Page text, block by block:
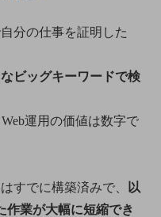
分の仕事を証明した
ビッグキーワードで検
運用の価値は数字で
すでに構築済みで、
以
作業が大幅に短縮でき